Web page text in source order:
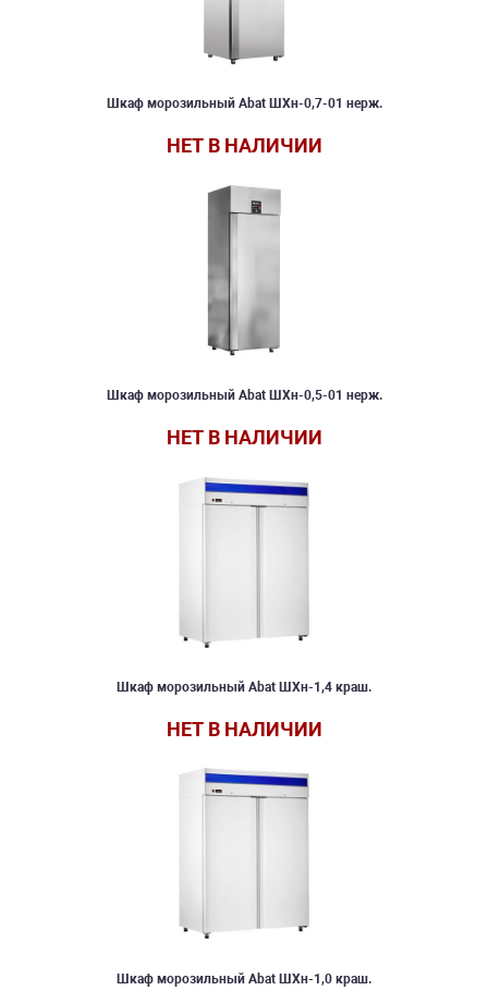
Шкаф морозильный Abat ШХн-0,7-01 нерж.
НЕТ В НАЛИЧИИ
Шкаф морозильный Abat ШХн-0,5-01 нерж.
НЕТ В НАЛИЧИИ
Шкаф морозильный Abat ШХн-1,4 краш.
НЕТ В НАЛИЧИИ
Шкаф морозильный Abat ШХн-1,0 краш.